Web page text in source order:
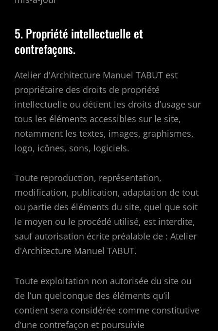
5. Propriété intellectuelle et
contrefaçons.
Atelier d'Architecture Manuel TABUT est
propriétaire des droits de propriété
intellectuelle ou détient les droits d’usage sur
tous les éléments accessibles sur le site,
notamment les textes, images, graphismes,
logo, icônes, sons, logiciels.
Toute reproduction, représentation,
modification, publication, adaptation de tout
ou partie des éléments du site, quel que soit
le moyen ou le procédé utilisé, est interdite,
sauf autorisation écrite préalable de : Atelier
d'Architecture Manuel TABUT.
Toute exploitation non autorisée du site ou
de l’un quelconque des éléments qu’il
contient sera considérée comme constitutive
d’une contrefaçon et poursuivie